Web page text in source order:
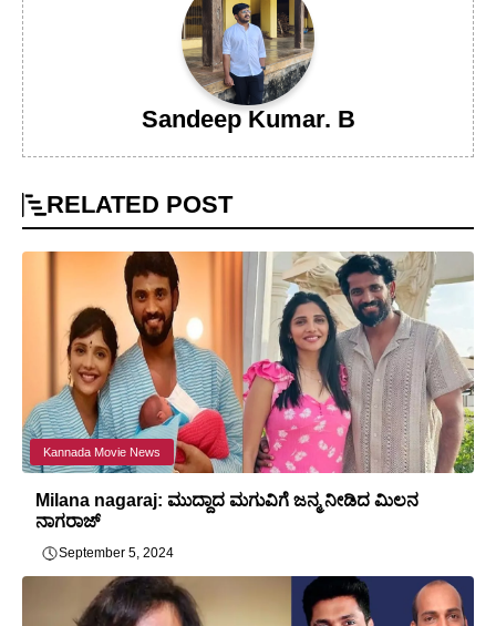
Sandeep Kumar. B
RELATED POST
Kannada Movie News
Milana nagaraj: ಮುದ್ದಾದ ಮಗುವಿಗೆ ಜನ್ಮ ನೀಡಿದ ಮಿಲನ
ನಾಗರಾಜ್
September 5, 2024